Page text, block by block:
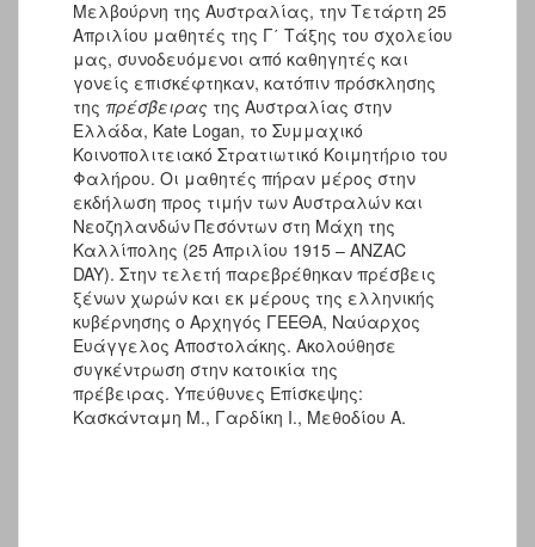
Μελβούρνη της Αυστραλίας, την Τετάρτη 25
Απριλίου μαθητές της Γ΄ Τάξης του σχολείου
μας, συνοδευόμενοι από καθηγητές και
γονείς επισκέφτηκαν, κατόπιν πρόσκλησης
της πρέσβειρας της Αυστραλίας στην
Ελλάδα, Kate Logan, το Συμμαχικό
Κοινοπολιτειακό Στρατιωτικό Κοιμητήριο του
Φαλήρου. Οι μαθητές πήραν μέρος στην
εκδήλωση προς τιμήν των Αυστραλών και
Νεοζηλανδών Πεσόντων στη Μάχη της
Καλλίπολης (25 Απριλίου 1915 – ANZAC
DAY). Στην τελετή παρεβρέθηκαν πρέσβεις
ξένων χωρών και εκ μέρους της ελληνικής
κυβέρνησης ο Αρχηγός ΓΕΕΘΑ, Ναύαρχος
Ευάγγελος Αποστολάκης. Ακολούθησε
συγκέντρωση στην κατοικία της
πρέβειρας. Υπεύθυνες Επίσκεψης:
Κασκάνταμη Μ., Γαρδίκη Ι., Μεθοδίου Α.